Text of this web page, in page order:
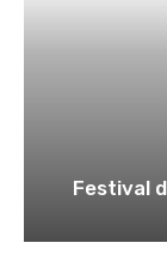
Festival